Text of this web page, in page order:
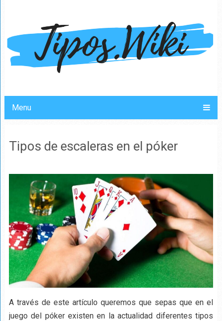
Menu
Tipos de escaleras en el póker
A través de este artículo queremos que sepas que en el
juego del póker existen en la actualidad diferentes tipos